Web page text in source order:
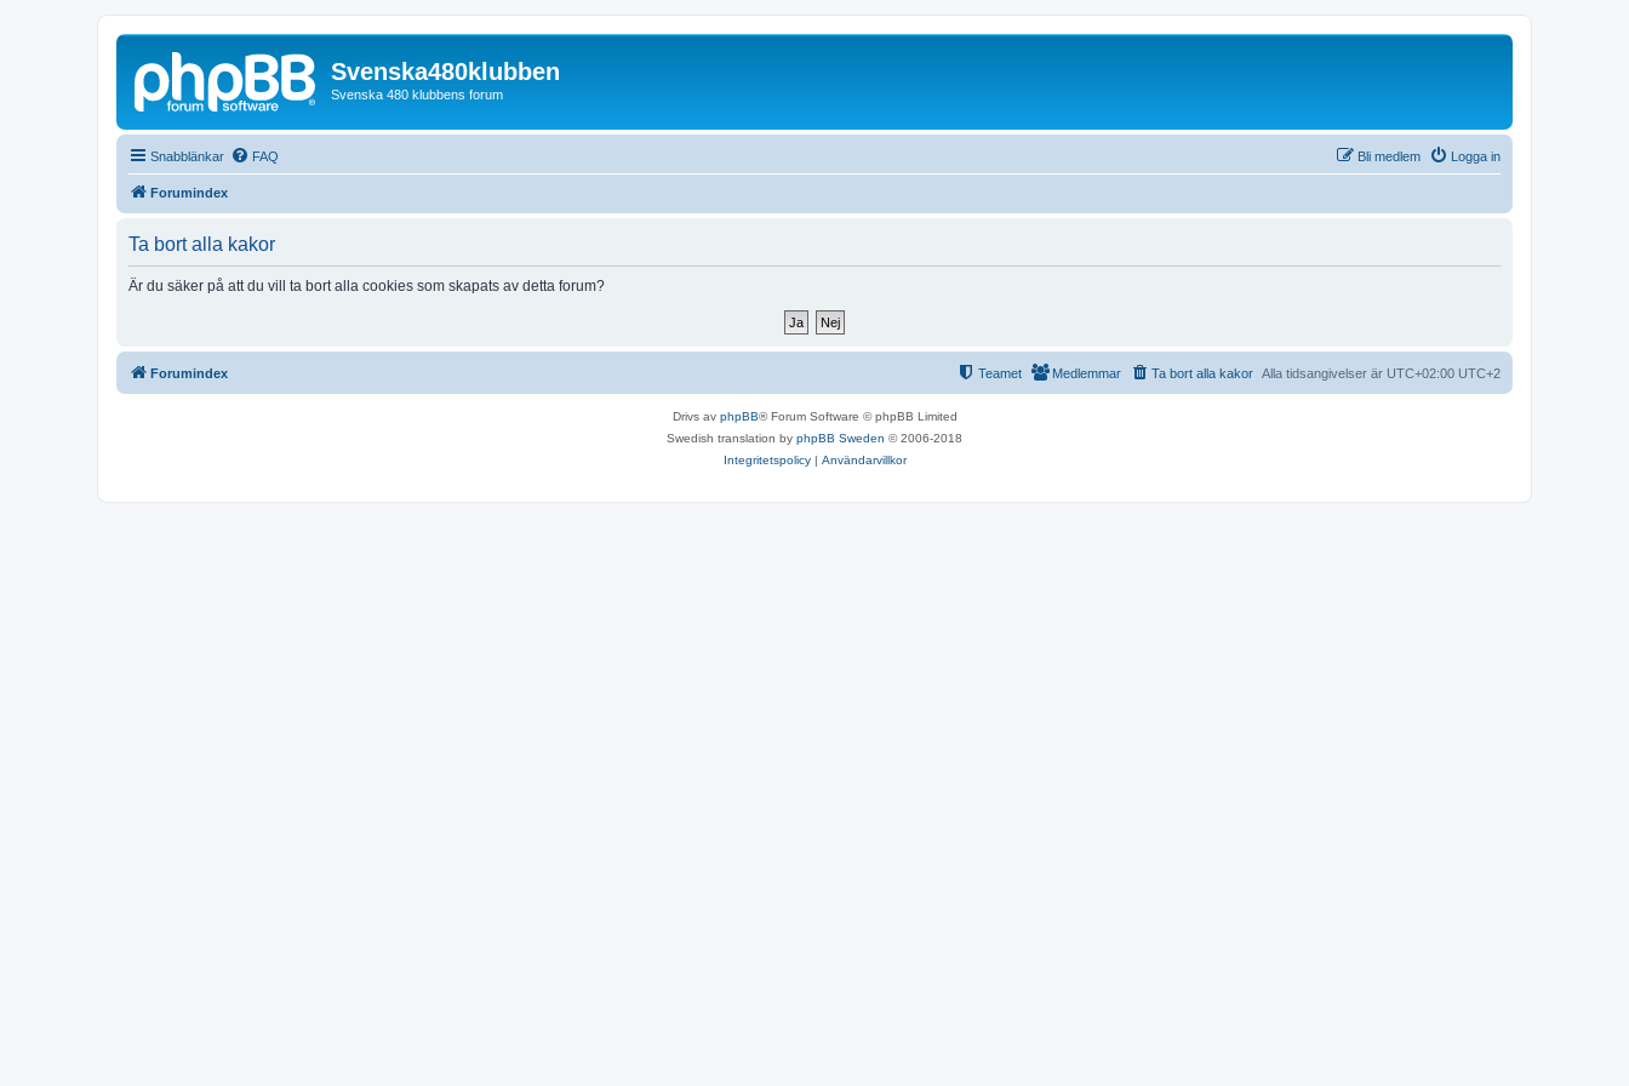
Svenska480klubben
Svenska 480 klubbens forum
Snabblänkar FAQ Logga in
Bli medlem
Forumindex
Ta bort alla kakor
Är du säker på att du vill ta bort alla cookies som skapats av detta forum?
Forumindex Alla tidsangivelser är UTC+02:00 UTC+2
Ta bort alla kakor
Medlemmar
Teamet
Drivs av phpBB® Forum Software © phpBB Limited
Swedish translation by phpBB Sweden © 2006-2018
Integritetspolicy| Användarvillkor